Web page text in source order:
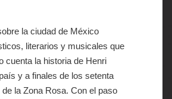
la ciudad de México
literarios y musicales que
cuenta la historia de Henri
y a finales de los setenta
la Zona Rosa. Con el paso